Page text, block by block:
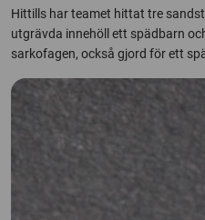
Hittills har teamet hittat tre
utgrävda innehöll ett spädbarn
sarkofagen, också gjord för ett